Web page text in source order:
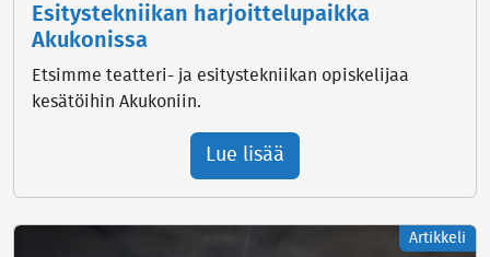
Esitystekniikan harjoittelupaikka
Akukonissa
Etsimme teatteri- ja esitystekniikan opiskelijaa
kesätöihin Akukoniin.
Lue lisää
Artikkeli